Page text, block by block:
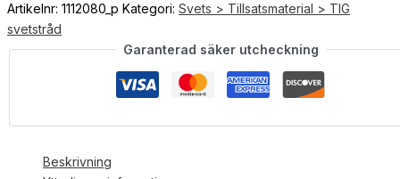
Artikelnr: 1112080_p Kategori: Svets > Tillsatsmaterial > TIG
svetstråd
Garanterad säker utcheckning
Beskrivning